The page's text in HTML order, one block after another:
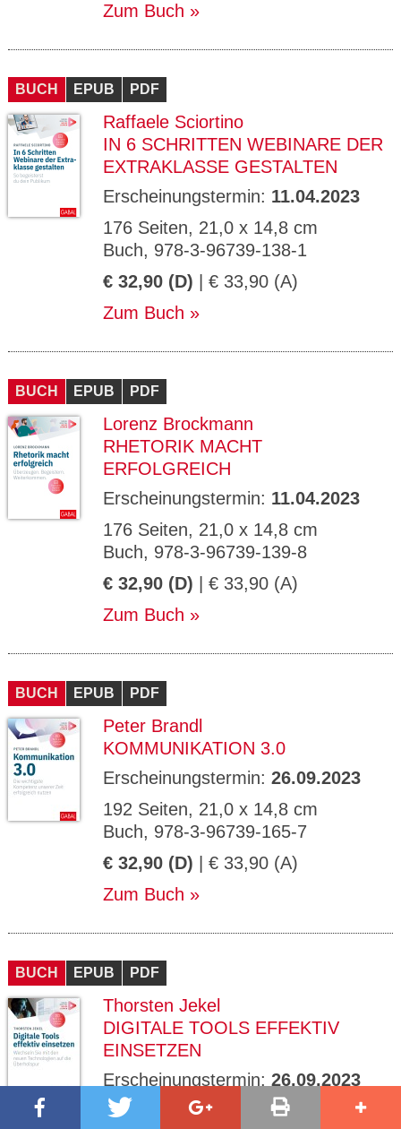
Zum Buch
BUCH EPUB PDF
Raffaele Sciortino
IN 6 SCHRITTEN WEBINARE DER
EXTRAKLASSE GESTALTEN
Erscheinungstermin: 11.04.2023
176 Seiten, 21,0 x 14,8 cm
Buch, 978-3-96739-138-1
€ 32,90 (D) | € 33,90 (A)
Zum Buch
BUCH EPUB PDF
Lorenz Brockmann
RHETORIK MACHT
ERFOLGREICH
Erscheinungstermin: 11.04.2023
176 Seiten, 21,0 x 14,8 cm
Buch, 978-3-96739-139-8
€ 32,90 (D) | € 33,90 (A)
Zum Buch
BUCH EPUB PDF
Peter Brandl
KOMMUNIKATION 3.0
Erscheinungstermin: 26.09.2023
192 Seiten, 21,0 x 14,8 cm
Buch, 978-3-96739-165-7
€ 32,90 (D) | € 33,90 (A)
Zum Buch
BUCH EPUB PDF
Thorsten Jekel
DIGITALE TOOLS EFFEKTIV
EINSETZEN
Erscheinungstermin: 26.09.2023
200 Seiten, 21,0 x 14,8 cm